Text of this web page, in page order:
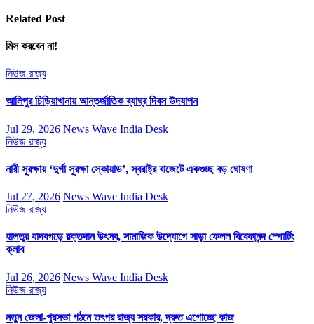
Related Post
মিস করবেন না!
নিউজ রাজ্য
আলিপুর চিড়িয়াখানায় আন্তর্জাতিক ব্যাঘ্র দিবস উদযাপন
Jul 29, 2026 News Wave India Desk
নিউজ রাজ্য
নারী সুরক্ষায় ‘দুর্গা সুরক্ষা স্কোয়াড’, স্বরাষ্ট্র বাজেটে একগুচ্ছ বড় ঘোষণা
Jul 27, 2026 News Wave India Desk
নিউজ রাজ্য
হালতুর যাদবগড়ে রক্তদান উৎসব, সামাজিক উদ্যোগে সাড়া ফেলল বিবেকানন্দ স্পোর্টিং
ক্লাব
Jul 26, 2026 News Wave India Desk
নিউজ রাজ্য
নতুন জেলা-পুরসভা গঠনে তৎপর রাজ্য সরকার, দ্রুত এগোচ্ছে কাজ